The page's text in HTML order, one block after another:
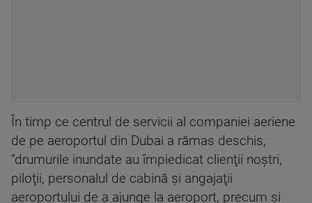
În timp ce centrul de servicii al companiei aeriene
de pe aeroportul din Dubai a rămas deschis,
”drumurile inundate au împiedicat clienţii noştri,
piloţii, personalul de cabină şi angajaţii
aeroportului de a ajunge la aeroport, precum şi